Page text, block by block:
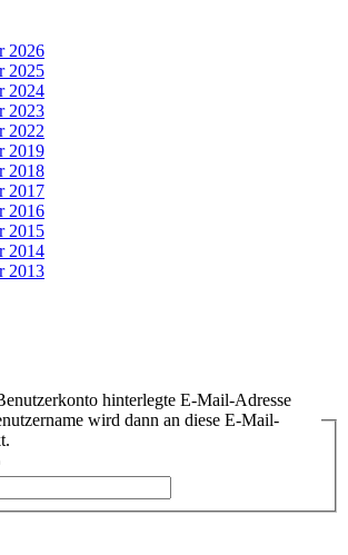
2026
2025
2024
2023
2022
2019
2018
2017
2016
2015
2014
2013
hinterlegte E-Mail-Adresse
wird dann an diese E-Mail-